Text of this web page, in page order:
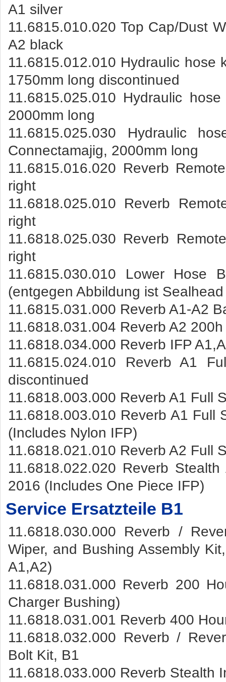
A1 silver
11.6815.010.020 Top Cap/Dust
A2 black
11.6815.012.010 Hydraulic hose
1750mm long discontinued
11.6815.025.010 Hydraulic
2000mm long
11.6815.025.030 Hydraulic
Connectamajig, 2000mm long
11.6815.016.020 Reverb
right
11.6818.025.010 Reverb
right
11.6818.025.030 Reverb
right
11.6815.030.010 Lower Hose
(entgegen Abbildung ist
11.6815.031.000 Reverb A1-A2
11.6818.031.004 Reverb A2
11.6818.034.000 Reverb IFP
11.6815.024.010 Reverb A1
discontinued
11.6818.003.000 Reverb A1 Full
11.6818.003.010 Reverb A1 Full
(Includes Nylon IFP)
11.6818.021.010 Reverb A2 Full
11.6818.022.020 Reverb
2016 (Includes One Piece IFP)
Service Ersatzteile B1
11.6818.030.000 Reverb /
Wiper, and Bushing Assembly
A1,A2)
11.6818.031.000 Reverb 200
Charger Bushing)
11.6818.031.001 Reverb 400
11.6818.032.000 Reverb /
Bolt Kit, B1
11.6818.033.000 Reverb Stealth